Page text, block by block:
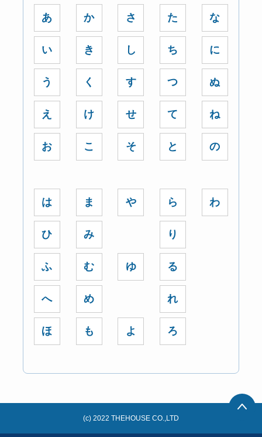
あ
い
う
え
お
か
き
く
け
こ
さ
し
す
せ
そ
た
ち
つ
て
と
な
に
ぬ
ね
の
は
ひ
ふ
へ
ほ
ま
み
む
め
も
や
ゆ
よ
ら
り
る
れ
ろ
わ
(c) 2022 THEHOUSE CO.,LTD